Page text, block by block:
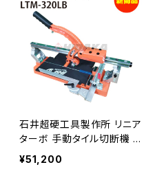
石井超硬工具製作所 リニア
ターボ 手動タイル切断機 L
TM-320LB かるわりホル
ダー、機械収納バッグ、延長
¥51,200